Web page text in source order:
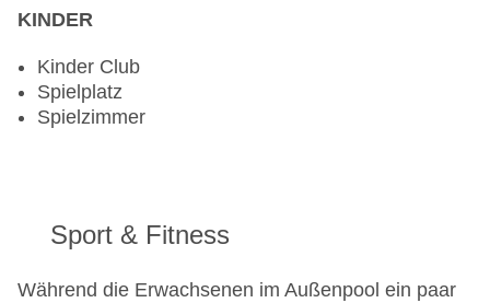
KINDER
Kinder Club
Spielplatz
Spielzimmer
Sport & Fitness
Während die Erwachsenen im Außenpool ein paar